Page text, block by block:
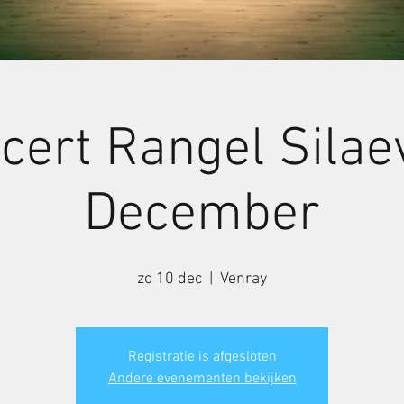
Rangel
December
zo 10 dec Venray
Registratie is afgesloten
Andere evenementen bekijken